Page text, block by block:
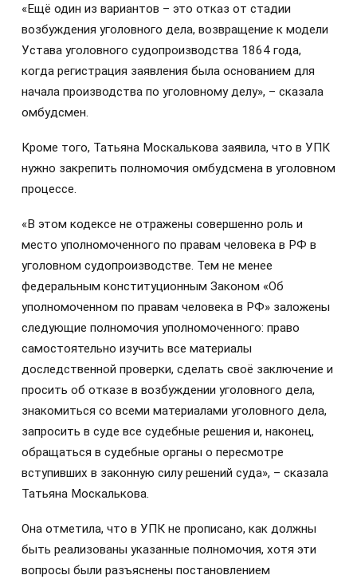
«Ещё один из вариантов – это отказ от стадии
возбуждения уголовного дела, возвращение к модели
Устава уголовного судопроизводства 1864 года,
когда регистрация заявления была основанием для
начала производства по уголовному делу», – сказала
омбудсмен.
Кроме того, Татьяна Москалькова заявила, что в УПК
нужно закрепить полномочия омбудсмена в уголовном
процессе.
«В этом кодексе не отражены совершенно роль и
место уполномоченного по правам человека в РФ в
уголовном судопроизводстве. Тем не менее
федеральным конституционным Законом «Об
уполномоченном по правам человека в РФ» заложены
следующие полномочия уполномоченного: право
самостоятельно изучить все материалы
доследственной проверки, сделать своё заключение и
просить об отказе в возбуждении уголовного дела,
знакомиться со всеми материалами уголовного дела,
запросить в суде все судебные решения и, наконец,
обращаться в судебные органы о пересмотре
вступивших в законную силу решений суда», – сказала
Татьяна Москалькова.
Она отметила, что в УПК не прописано, как должны
быть реализованы указанные полномочия, хотя эти
вопросы были разъяснены постановлением